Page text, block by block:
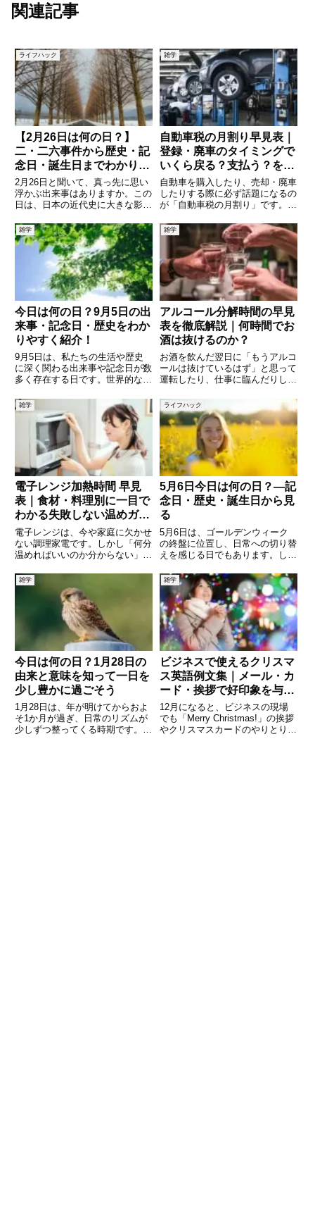
関連記事
ライフハック
【2月26日は何の日？】
二・二六事件から歴史・記
念日・誕生日までわかりや
すく解説
2月26日と聞いて、真っ先に思い
浮かぶ出来事はありますか。この
日は、日本の近代史に大きな影響
った日として知られています。し
かし、それだけではありません。
世界の出来事、記念日、有名人の
誕生日など、さまざまな意味を
雑学
自動車税の月割り早見表｜
登録・廃車のタイミングで
いくら戻る？支払う？を完
全解説
自動車を購入したり、売却・廃車
したりする際に必ず話題になるの
が「自動車税の月割り」です。
金はいくら払うの？」「廃車した
ら戻ってくるの？」「何月だと損
しない？」と疑問に思う方も多い
でしょう。自動車税は毎年4月1
日
雑学
今日は何の日？9月5日の出
来事・記念日・歴史をわか
りやすく紹介！
9月5日は、私たちの生活や歴史
に深く関わる出来事や記念日が数
多く存在する日です。世界的な歴
本で制定されたユニークな記念
日、さらには有名人の誕生日な
ど、知れば知るほど面白いトピッ
クが詰まっています。「今日は何
雑学
アルコール分解時間の早見
表を徹底解説｜何時間でお
酒は抜けるのか？
お酒を飲んだ翌日に「もうアルコ
ールは抜けているはず」と思って
運転したり、仕事に臨んだりして
体内で分解・排出されるまでには
思っている以上に時間がかかりま
す。飲んだ量や体重、性別、体調
によっても大きく差があり、「寝
雑学
電子レンジ加熱時間 早見
表｜食材・料理別に一目で
わかる失敗しない温めガイ
ド
電子レンジは、今や家庭に欠かせ
ない調理家電です。しかし「何分
温めればいいのか分からない」
冷たいまま」など、加熱時間で失
敗した経験がある方も多いのでは
ないでしょうか。電子レンジの加
熱時間は、食材の種類・量・形
ライフハック
5月6日今日は何の日？—記
念日・歴史・誕生日から見
る
5月6日は、ゴールデンウィーク
の終盤に位置し、日常への切り替
えを感じる日でもあります。しか
や歴史的な出来事、著名人の誕生
日などが重なっており、意外な発
見があるかもしれません。この記
事では、5月6日にまつわる多彩
雑学
今日は何の日？1月28日の
由来と意味を知って一日を
少し豊かに過ごそう
1月28日は、年が明けてからおよ
そ1か月が過ぎ、日常のリズムが
少しずつ整ってくる時期です。寒
雑学
ビジネスで使えるクリスマ
ス英語例文集｜メール・カ
ード・挨拶で好印象を与え
る表現50選
12月になると、ビジネスの現場
でも「Merry Christmas!」の挨拶
やクリスマスカードのやりとりが